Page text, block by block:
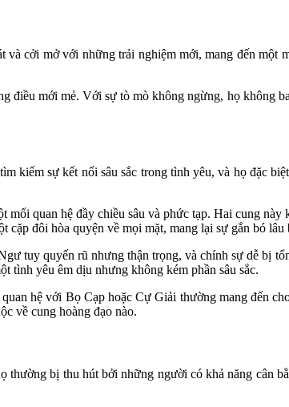
cởi mở với những trải nghiệm mới, mang đến một
mới mẻ. Với sự tò mò không ngừng, họ không
kiếm sự kết nối sâu sắc trong tình yêu, và họ đặc
quan hệ đầy chiều sâu và phức tạp. Hai cung
cặp đôi hòa quyện về mọi mặt, mang lại sự gắn bó lâu
tuy quyến rũ nhưng thận trọng, và chính sự dễ bị
tình yêu êm dịu nhưng không kém phần sâu sắc.
hệ với Bọ Cạp hoặc Cự Giải thường mang đến
về cung hoàng đạo nào.
bị thu hút bởi những người có khả năng cân